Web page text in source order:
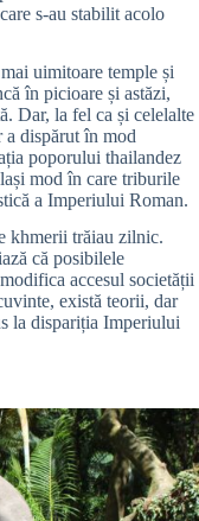
s-au stabilit acolo
uimitoare temple și
în picioare și astăzi,
Dar, la fel ca și celelalte
dispărut în mod
poporului thailandez
mod în care triburile
a Imperiului Roman.
khmerii trăiau zilnic.
că posibilele
accesul societății
există teorii, dar
la dispariția Imperiului